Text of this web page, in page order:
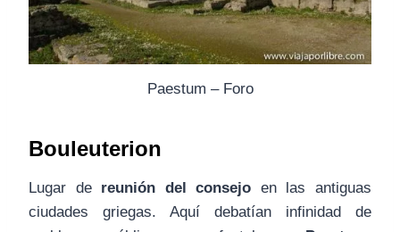
Paestum – Foro
Bouleuterion
Lugar de reunión del consejo en las antiguas
ciudades griegas. Aquí debatían infinidad de